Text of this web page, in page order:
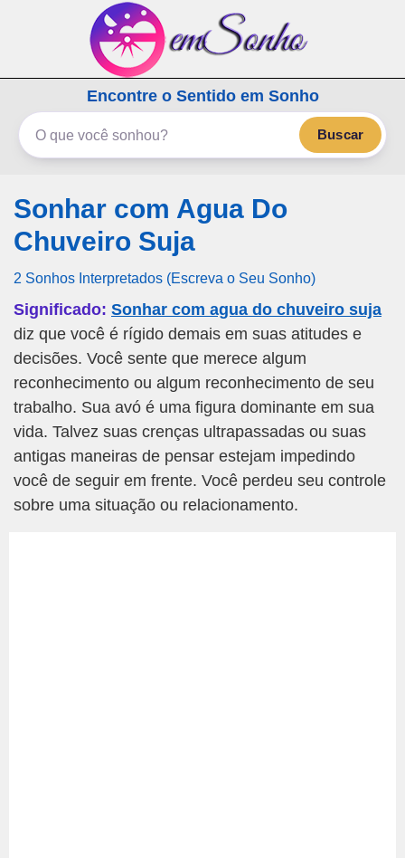
emSonho.com
Os sonhos significam mais
Encontre o Sentido em Sonho
Buscar
Sonhar com Agua Do
Chuveiro Suja
2 Sonhos Interpretados (Escreva o Seu Sonho)
Significado: Sonhar com agua do chuveiro suja
diz que você é rígido demais em suas atitudes e
decisões. Você sente que merece algum
reconhecimento ou algum reconhecimento de seu
trabalho. Sua avó é uma figura dominante em sua
vida. Talvez suas crenças ultrapassadas ou suas
antigas maneiras de pensar estejam impedindo
você de seguir em frente. Você perdeu seu controle
sobre uma situação ou relacionamento.